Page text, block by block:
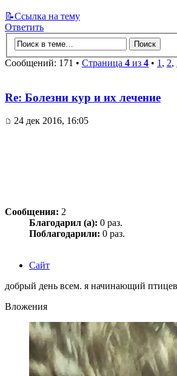
📝Ссылка на тему
Ответить
Сообщений: 171 • Страница 4 из 4 • 1 , 2,
Re: Болезни кур и их лечение
24 дек 2016, 16:05
Сообщения: 2
Благодарил (а): 0 раз.
Поблагодарили: 0 раз.
Сайт
добрый день всем. я начинающий
Вложения